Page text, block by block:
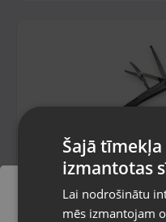
Freelander
Ludza, Stacijas iela 30
Stāvoklis Jauns
Šajā
izmantotas
Lai nodrošinātu
mēs izmantojam